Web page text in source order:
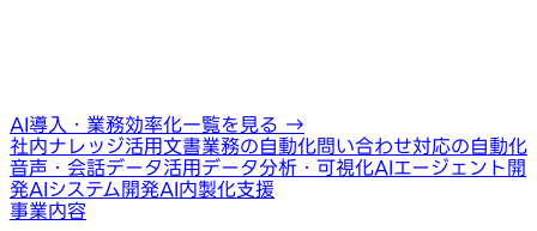
AI導入・業務効率化一覧を見る →
社内ナレッジ活用文書業務の自動化問い合わせ対応の自動化
音声・会話データ活用データ分析・可視化AIエージェント開
発AIシステム開発AI内製化支援
事業内容